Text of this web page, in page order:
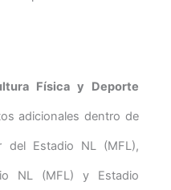
Física y Deporte
adicionales dentro de
del Estadio NL (MFL),
NL (MFL) y Estadio